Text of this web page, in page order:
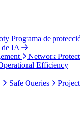
Programa de
de IA
Network
Efficiency
Safe Queries